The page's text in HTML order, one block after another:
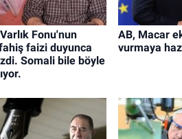
Fonu'nun
faizi duyunca
Somali bile böyle
AB, Macar
vurmaya